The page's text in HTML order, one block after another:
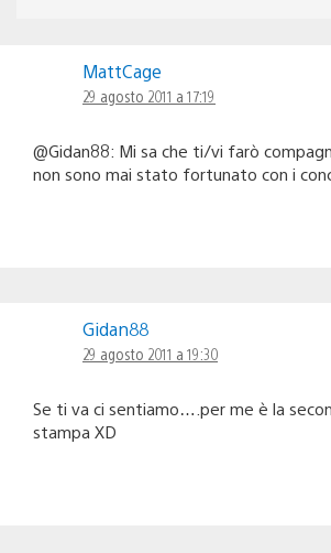
MattCage
29 agosto 2011 a 17:19
@Gidan88: Mi sa che ti/vi farò
non sono mai stato fortunato con i
Gidan88
29 agosto 2011 a 19:30
Se ti va ci sentiamo….per me è la
stampa XD